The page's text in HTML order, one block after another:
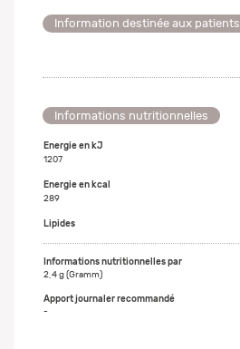
Information destinée aux patients
Informations nutritionnelles
Energie en kJ
1207
Energie en kcal
289
Lipides
2,4 g (Gramm)
-